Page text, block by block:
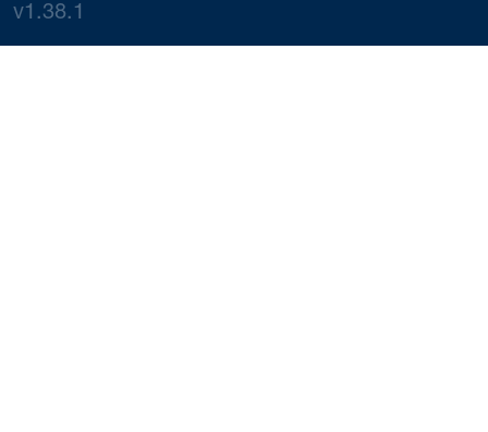
v1.38.1